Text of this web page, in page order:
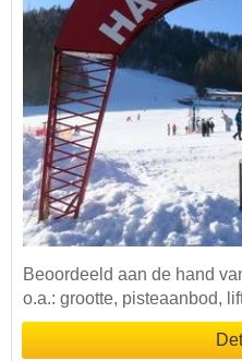
Beoordeeld aan de hand
o.a.: grootte, pisteaanbod,